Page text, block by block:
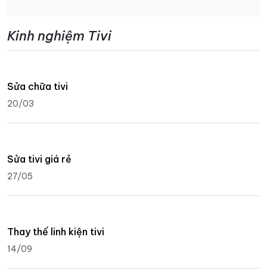
Kinh nghiệm Tivi
Sửa chữa tivi
20/03
Sửa tivi giá rẻ
27/05
Thay thế linh kiện tivi
14/09